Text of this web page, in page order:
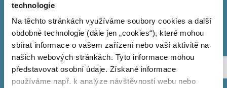
technologie
Na těchto stránkách využíváme soubory cookies a další
obdobné technologie (dále jen „cookies“), které mohou
sbírat informace o vašem zařízení nebo vaší aktivitě na
našich webových stránkách. Tyto informace mohou
představovat osobní údaje. Získané informace
používáme např. k analýze návštěvnosti webu nebo
2005
2004